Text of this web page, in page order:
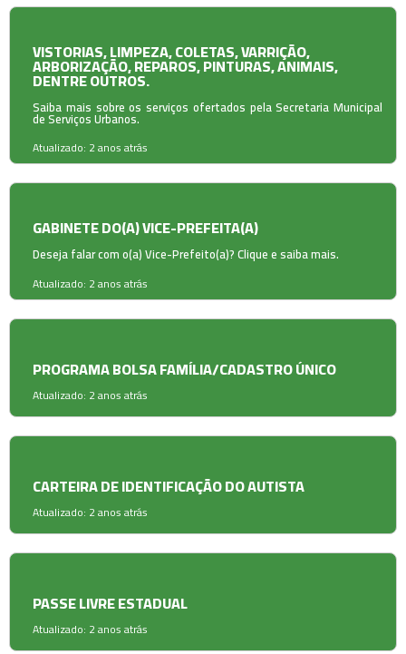
VISTORIAS, LIMPEZA, COLETAS, VARRIÇÃO,
ARBORIZAÇÃO, REPAROS, PINTURAS, ANIMAIS,
DENTRE OUTROS.
Saiba mais sobre os serviços ofertados pela Secretaria Municipal
de Serviços Urbanos.
Atualizado: 2 anos atrás
GABINETE DO(A) VICE-PREFEITA(A)
Deseja falar com o(a) Vice-Prefeito(a)? Clique e saiba mais.
Atualizado: 2 anos atrás
PROGRAMA BOLSA FAMÍLIA/CADASTRO ÚNICO
Atualizado: 2 anos atrás
CARTEIRA DE IDENTIFICAÇÃO DO AUTISTA
Atualizado: 2 anos atrás
PASSE LIVRE ESTADUAL
Atualizado: 2 anos atrás